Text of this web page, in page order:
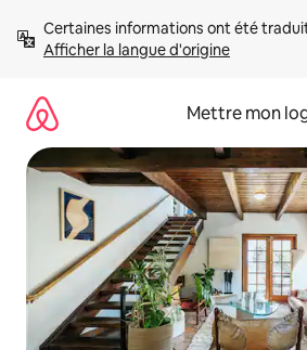
directement
Afficher la langue d'origine
Mettre mon